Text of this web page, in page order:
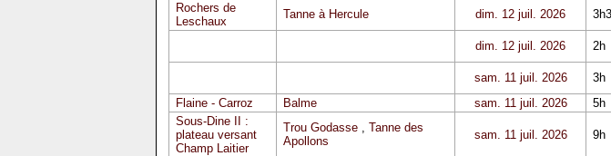
Rochers de
Leschaux
Tanne à Hercule dim. 12 juil. 2026
dim. 12 juil. 2026 2h
sam. 11 juil. 2026 3h
Flaine - Carroz
Balme sam. 11 juil. 2026 5h
Sous-Dine II :
plateau versant
Champ Laitier
Trou Godasse, Tanne des
Apollons
sam. 11 juil. 2026 9h